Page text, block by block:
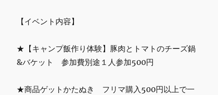
【イベント内容】
★【キャンプ飯作り体験】豚肉とトマトのチーズ鍋
&バケット 参加費別途１人参加500円
★商品ゲットかたぬき フリマ購入500円以上で一